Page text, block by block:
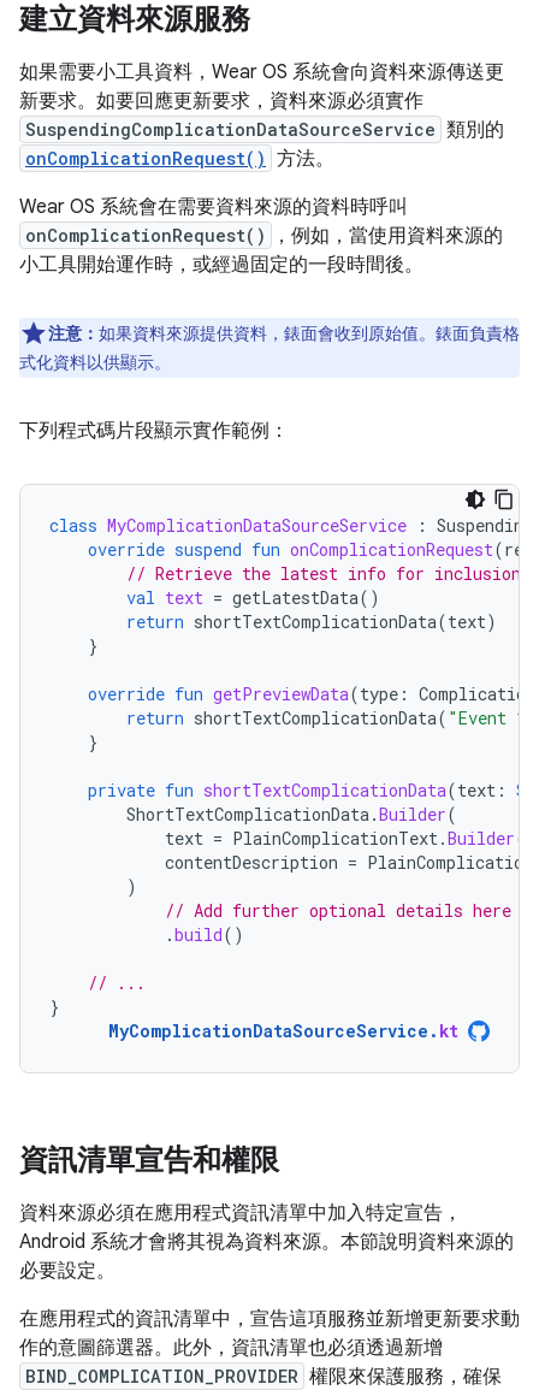
建立資料來源服務
如果需要小工具資料，Wear OS 系統會向資料來源傳送更
新要求。如要回應更新要求，資料來源必須實作
SuspendingComplicationDataSourceService 類別的
onComplicationRequest() 方法。
Wear OS 系統會在需要資料來源的資料時呼叫
onComplicationRequest()
，例如，當使用資料來源的
小工具開始運作時，或經過固定的一段時間後。
注意： 如果資料來源提供資料，錶面會收到原始值。錶面負責格
式化資料以供顯示。
下列程式碼片段顯示實作範例：
class MyComplicationDataSourceService :
override suspend fun onComplicationRequest(
// Retrieve the latest info for inclusion
val text = getLatestData()
return shortTextComplicationData(text)
}
override fun getPreviewData(type :
return shortTextComplicationData( "Event 1"
}
private fun shortTextComplicationData(text :
ShortTextComplicationData.Builder(
text = PlainComplicationText.Builder(
contentDescription =
)
// Add further optional details here
.build()
// ...
}
MyComplicationDataSourceService . kt
資訊清單宣告和權限
資料來源必須在應用程式資訊清單中加入特定宣告，
Android 系統才會將其視為資料來源。本節說明資料來源的
必要設定。
在應用程式的資訊清單中，宣告這項服務並新增更新要求動
作的意圖篩選器。此外，資訊清單也必須透過新增
BIND_COMPLICATION_PROVIDER 權限來保護服務，確保